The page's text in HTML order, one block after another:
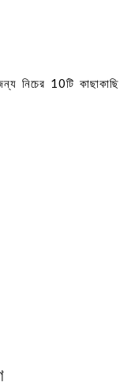
নিচের 10টি কাছাকাছি